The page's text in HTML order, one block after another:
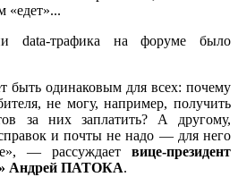
«едет»...
data-трафика на форуме было
быть одинаковым для всех: почему
не могу, например, получить
за них заплатить? А другому,
и почты не надо — для него
— рассуждает вице-президент
Андрей ПАТОКА.